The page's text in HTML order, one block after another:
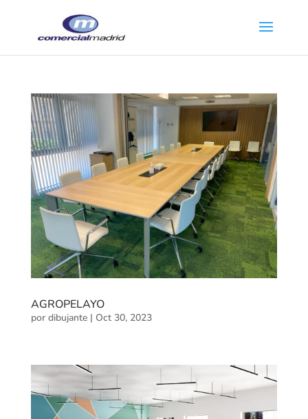
AGROPELAYO
por dibujante| Oct 30, 2023